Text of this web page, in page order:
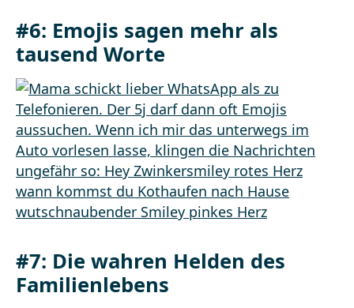
#6: Emojis sagen mehr als
tausend Worte
#7: Die wahren Helden des
Familienlebens